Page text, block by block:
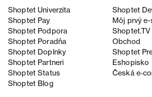
Shoptet Univerzita
Shoptet
Shoptet Pay
Môj prvý
Shoptet Podpora
Shoptet.TV
Shoptet Poradňa
Obchod
Shoptet Doplnky
Shoptet
Shoptet Partneri
Eshopisko
Shoptet Status
Česká
Shoptet Blog